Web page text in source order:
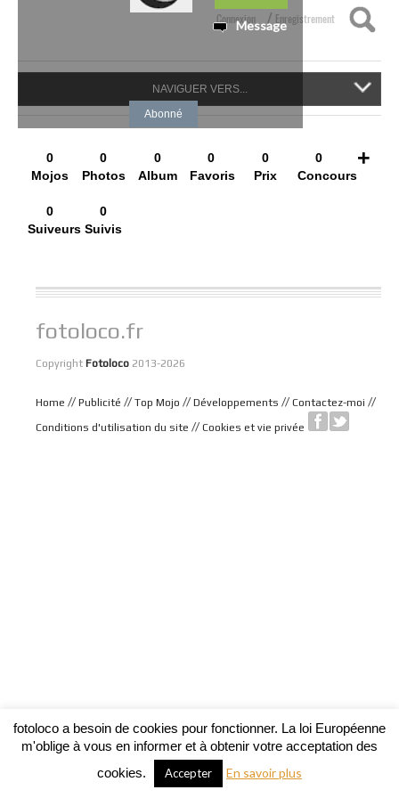
Connexion / Enregistrement
NAVIGUER VERS...
Abonné
Message
0
Mojos
0
Photos
0
Album
0
Favoris
0
Prix
0
Concours
0
Suiveurs
0
Suivis
+
fotoloco.fr
Copyright Fotoloco 2013-2026
Home // Publicité // Top Mojo // Développements // Contactez-moi //
Conditions d'utilisation du site // Cookies et vie privée
fotoloco a besoin de cookies pour fonctionner. La loi Européenne
m'oblige à vous en informer et à obtenir votre acceptation des
cookies.
Accepter En savoir plus